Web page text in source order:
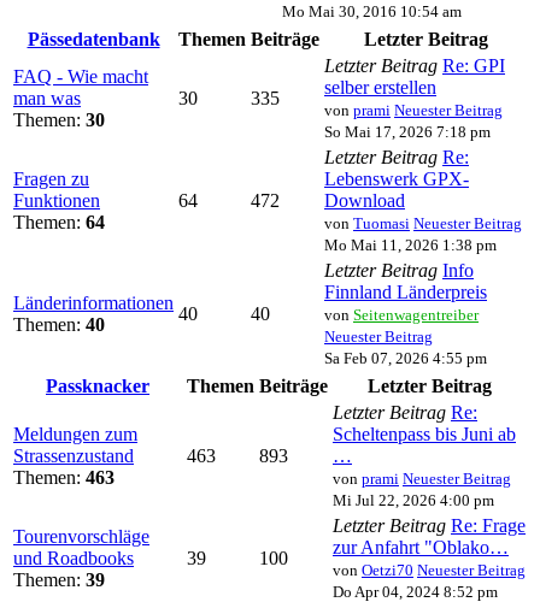
Mo Mai 30, 2016 10:54 am
Pässedatenbank Themen Beiträge
Letzter Beitrag
FAQ - Wie macht
man was
Themen: 30
30 335
Letzter Beitrag Re: GPI
selber erstellen
von prami Neuester Beitrag
So Mai 17, 2026 7:18 pm
Fragen zu
Funktionen
Themen: 64
64 472
Letzter Beitrag Re:
Lebenswerk GPX-
Download
von Tuomasi Neuester Beitrag
Mo Mai 11, 2026 1:38 pm
Länderinformationen
Themen: 40
40 40
Letzter Beitrag Info
Finnland Länderpreis
von Seitenwagentreiber
Neuester Beitrag
Sa Feb 07, 2026 4:55 pm
Passknacker Themen Beiträge Letzter Beitrag
Meldungen zum
Strassenzustand
Themen: 463
463 893
Letzter Beitrag Re:
Scheltenpass bis Juni ab
…
von prami Neuester Beitrag
Mi Jul 22, 2026 4:00 pm
Tourenvorschläge
und Roadbooks
Themen: 39
39 100
Letzter Beitrag Re: Frage
zur Anfahrt "Oblako…
von Oetzi70 Neuester Beitrag
Do Apr 04, 2024 8:52 pm